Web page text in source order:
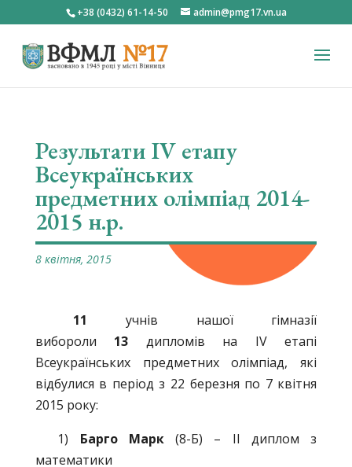
+38 (0432) 61-14-50 admin@pmg17.vn.ua
Результати IV етапу
Всеукраїнських
предметних олімпіад 2014-
2015 н.р.
8 квітня, 2015
11
учнів нашої гімназії
вибороли 13 дипломів на IV етапі
Всеукраїнських предметних олімпіад, які
відбулися в період з 22 березня по 7 квітня
2015 року:
1) Барго Марк(8-Б) – ІІ диплом з
математики